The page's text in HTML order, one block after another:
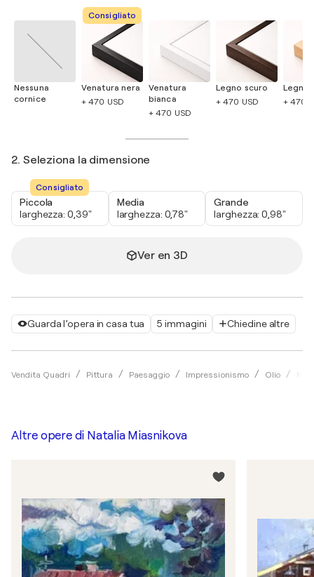
Guarda l’opera in casa tua 5 immagini Chiedine altre
Vendita Quadri Pittura Paesaggio Impressionismo Olio
Nessuna
cornice
Consigliato
Venatura nera
+ 470 USD
Venatura
bianca
+ 470 USD
Legno scuro
+ 470 USD
Legno
+ 470
2. Seleziona la dimensione
Consigliato
Piccola
larghezza: 0,39"
Media
larghezza: 0,78"
Grande
larghezza: 0,98"
Ver en 3D
Altre opere di Natalia Miasnikova